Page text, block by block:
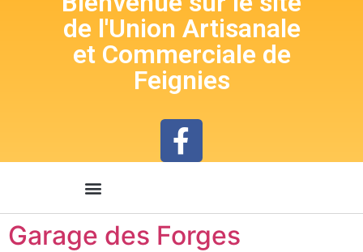
de l'Union Artisanale
et Commerciale de
Feignies
Garage des Forges